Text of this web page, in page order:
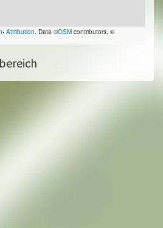
- Attribution. Data ©OSM contributors. ©